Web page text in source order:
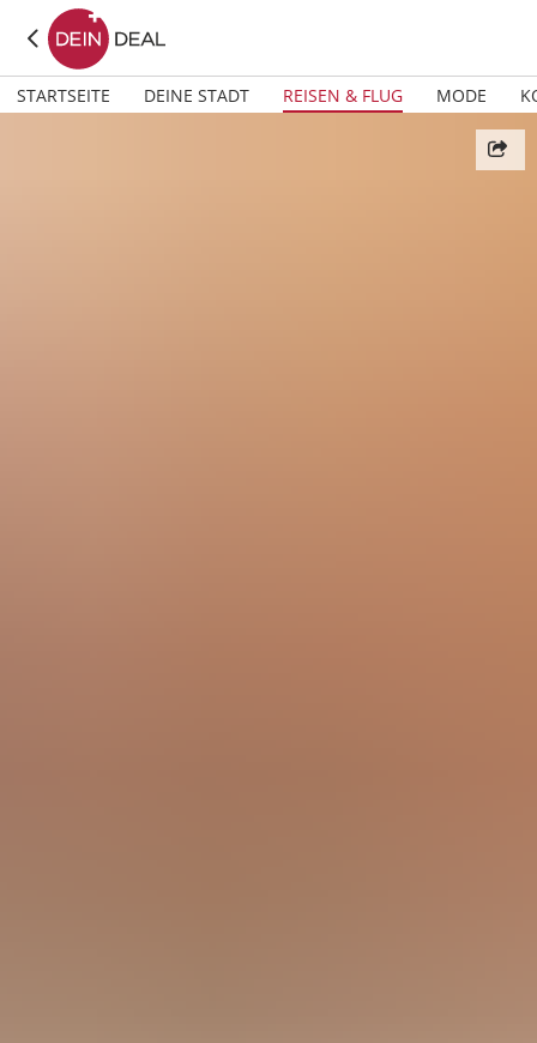
STARTSEITE DEINE STADT REISEN & FLUG MODE